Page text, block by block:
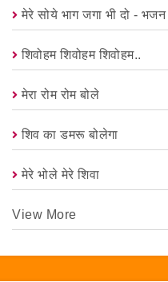
मेरे सोये भाग जगा भी दो - भजन
शिवोहम शिवोहम शिवोहम..
मेरा रोम रोम बोले
शिव का डमरू बोलेगा
मेरे भोले मेरे शिवा
View More